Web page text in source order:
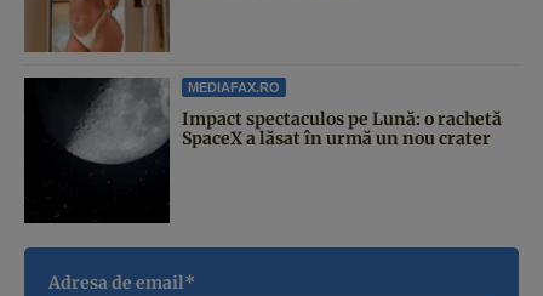
MEDIAFAX.RO
Impact spectaculos pe Lună: o rachetă
SpaceX a lăsat în urmă un nou crater
Adresa de email*